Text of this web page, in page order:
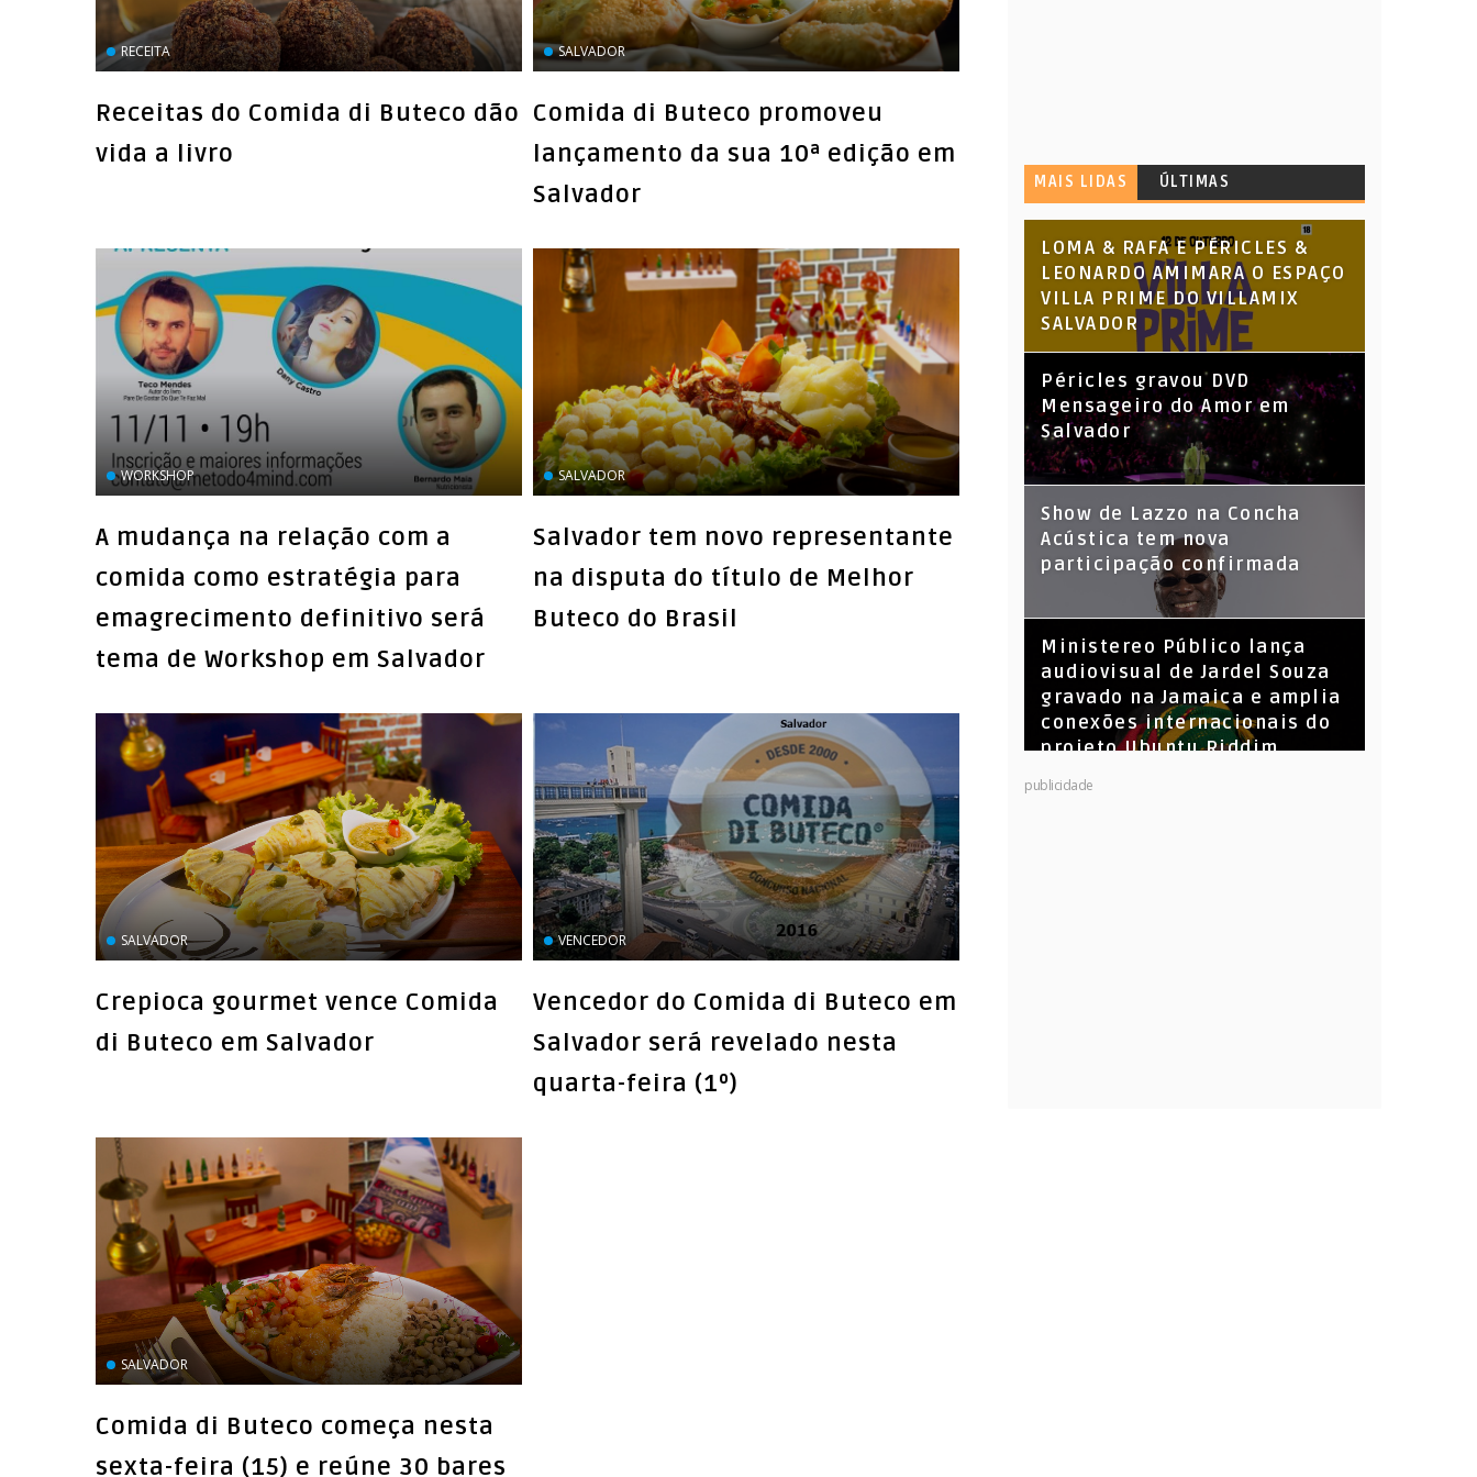
RECEITA
Receitas do Comida di Buteco dão
vida a livro
SALVADOR
Comida di Buteco promoveu
lançamento da sua 10ª edição em
Salvador
WORKSHOP
A mudança na relação com a
comida como estratégia para
emagrecimento definitivo será
tema de Workshop em Salvador
SALVADOR
Salvador tem novo representante
na disputa do título de Melhor
SALVADOR
Crepioca gourmet vence Comida
VENCEDOR
Vencedor do Comida di Buteco em
Salvador será revelado nesta
SALVADOR
Comida di Buteco começa nesta
sexta-feira (15) e reúne 30 bares
MAIS LIDAS ÚLTIMAS
LOMA & RAFA E PÉRICLES &
LEONARDO AMIMARA O ESPAÇO
VILLA PRIME DO VILLAMIX
SALVADOR
Péricles gravou DVD
Mensageiro do Amor em
Salvador
Show de Lazzo na Concha
Acústica tem nova
participação confirmada
​Ministereo Público lança
audiovisual de Jardel Souza
gravado na Jamaica e amplia
conexões internacionais do
projeto Ubuntu Riddim
KL Jay (Racionais MC’s), DJ
publicidade